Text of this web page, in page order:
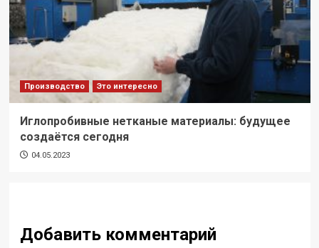
Производство Это интересно
Иглопробивные нетканые материалы: будущее
создаётся сегодня
04.05.2023
Добавить комментарий